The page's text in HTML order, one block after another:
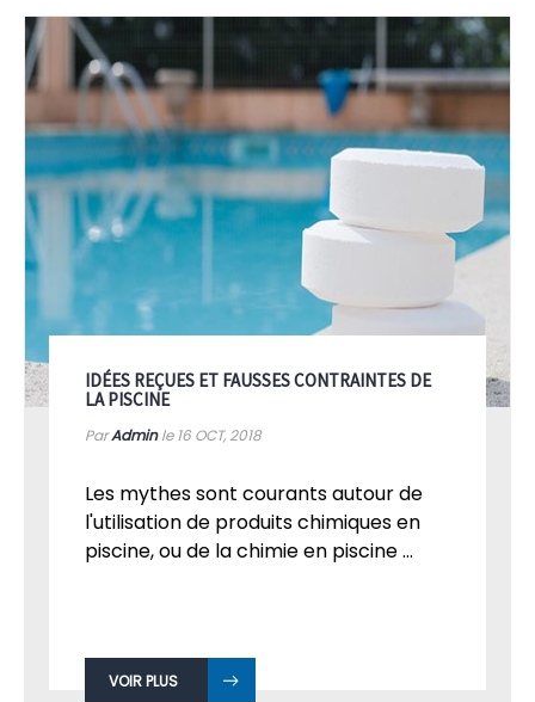
IDÉES REÇUES ET FAUSSES CONTRAINTES DE
LA PISCINE
ParAdminle 16 OCT, 2018
Les mythes sont courants autour de
l'utilisation de produits chimiques en
piscine, ou de la chimie en piscine ...
VOIR PLUS